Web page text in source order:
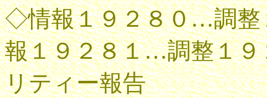
◇情報１９２８０…調
報１９２８１…調整１
リティー報告